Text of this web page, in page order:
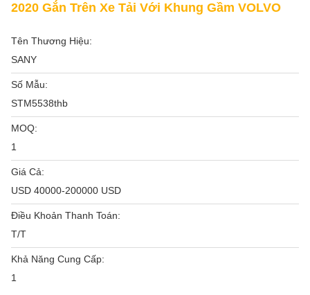
2020 Gắn Trên Xe Tải Với Khung Gầm VOLVO
Tên Thương Hiệu:
SANY
Số Mẫu:
STM5538thb
MOQ:
1
Giá Cả:
USD 40000-200000 USD
Điều Khoản Thanh Toán:
T/T
Khả Năng Cung Cấp:
1